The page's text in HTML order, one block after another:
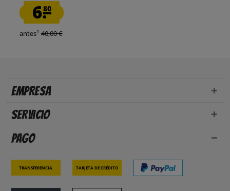
6.80
antes1 40,00 €
Empresa
Servicio
Pago
Transferencia Tarjeta de crédito